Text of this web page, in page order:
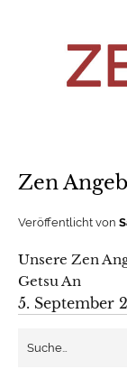
Zen
Veröffentlicht von
Unsere Zen
Getsu An
5. September